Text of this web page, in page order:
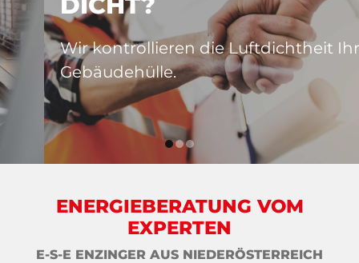
Wir kontrollieren die Luftdichtheit Ihrer
Gebäudehülle.
ENERGIEBERATUNG VOM
EXPERTEN
E-S-E ENZINGER AUS NIEDERÖSTERREICH